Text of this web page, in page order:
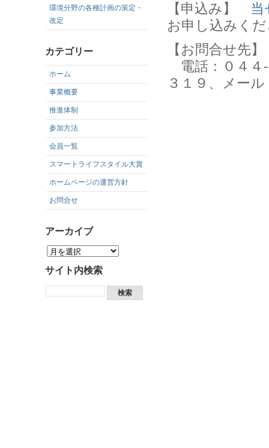
【申込み】 当
お申し込みく
【お問合せ先
電話：０４４-
３１９、メー
環境分野の各種計画の策定・
改定
カテゴリー
ホーム
事業概要
推進体制
参加方法
会員一覧
スマートライフスタイル大賞
ホームページの運営方針
お問合せ
アーカイブ
サイト内検索